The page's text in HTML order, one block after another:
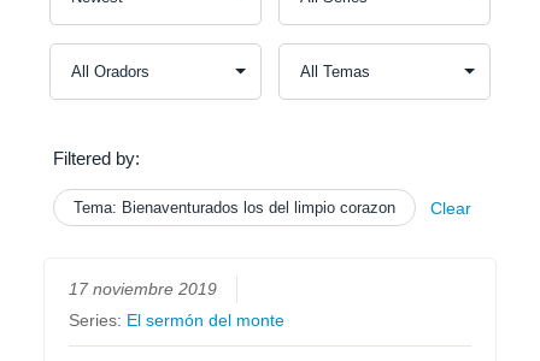
Filtered by:
Tema: Bienaventurados los del limpio corazon Clear
17 noviembre 2019
Series: El sermón del monte